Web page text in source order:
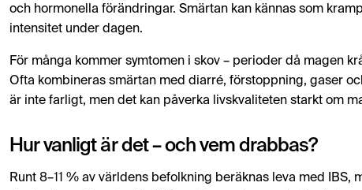
och hormonella förändringar. Smärtan kan kännas som
intensitet under dagen.
För många kommer symtomen i skov – perioder då magen
Ofta kombineras smärtan med diarré, förstoppning, gaser
är inte farligt, men det kan påverka livskvaliteten starkt om
Hur vanligt är det – och vem drabbas?
Runt 8–11 % av världens befolkning beräknas leva med